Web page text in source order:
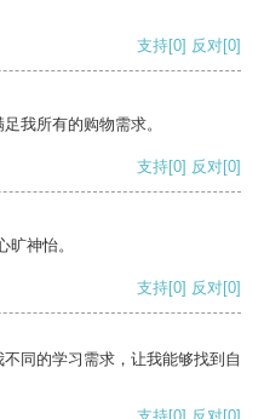
支持[0] 反对[0]
我所有的购物需求。
支持[0] 反对[0]
神怡。
支持[0] 反对[0]
同的学习需求，让我能够找到自